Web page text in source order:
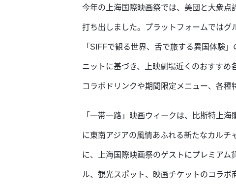
今年の上海国際映画祭では、美団と大衆
打ち出しました。プラットフォームではグ
「SIFFで観る世界、舌で旅する異国体験
ニットに基づき、上映劇場近くのおすすめ
コラボドリンクや期間限定メニュー、各種
「一帯一路」映画ウィークは、比斯特上
に東南アジアの風情あふれる新たなカル
に、上海国際映画祭のゲストにプレミア
ル、観光スポット、映画チケットのコラボ